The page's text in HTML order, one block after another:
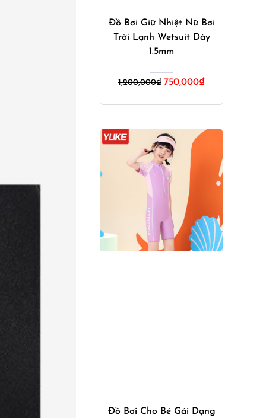
Đồ Bơi Giữ Nhiệt Nữ Bơi
Trời Lạnh Wetsuit Dày
1.5mm
1,200,000₫ Giá
là:
750,000₫Giá
tại
750,000₫.
Đồ Bơi Cho Bé Gái Dạng